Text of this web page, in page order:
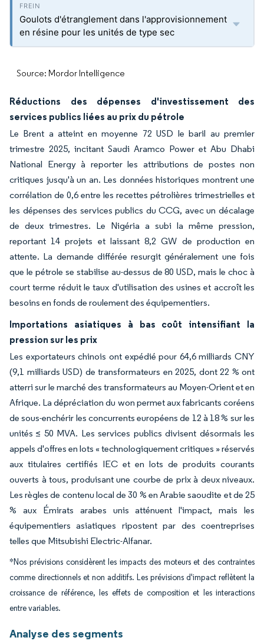
Goulots d'étranglement dans l'approvisionnement
en résine pour les unités de type sec
Source: Mordor Intelligence
Réductions des dépenses d'investissement des
services publics liées au prix du pétrole
Le Brent a atteint en moyenne 72 USD le baril au premier
trimestre 2025, incitant Saudi Aramco Power et Abu Dhabi
National Energy à reporter les attributions de postes non
critiques jusqu'à un an. Les données historiques montrent une
corrélation de 0,6 entre les recettes pétrolières trimestrielles et
les dépenses des services publics du CCG, avec un décalage
de deux trimestres. Le Nigéria a subi la même pression,
reportant 14 projets et laissant 8,2 GW de production en
attente. La demande différée resurgit généralement une fois
que le pétrole se stabilise au-dessus de 80 USD, mais le choc à
court terme réduit le taux d'utilisation des usines et accroît les
besoins en fonds de roulement des équipementiers.
Importations asiatiques à bas coût intensifiant la
pression sur les prix
Les exportateurs chinois ont expédié pour 64,6 milliards CNY
(9,1 milliards USD) de transformateurs en 2025, dont 22 % ont
atterri sur le marché des transformateurs au Moyen-Orient et en
Afrique. La dépréciation du won permet aux fabricants coréens
de sous-enchérir les concurrents européens de 12 à 18 % sur les
unités ≤ 50 MVA. Les services publics divisent désormais les
appels d'offres en lots « technologiquement critiques » réservés
aux titulaires certifiés IEC et en lots de produits courants
ouverts à tous, produisant une courbe de prix à deux niveaux.
Les règles de contenu local de 30 % en Arabie saoudite et de 25
% aux Émirats arabes unis atténuent l'impact, mais les
équipementiers asiatiques ripostent par des coentreprises
telles que Mitsubishi Electric-Alfanar.
*Nos prévisions considèrent les impacts des moteurs et des contraintes
comme directionnels et non additifs. Les prévisions d'impact reflètent la
croissance de référence, les effets de composition et les interactions
entre variables.
Analyse des segments